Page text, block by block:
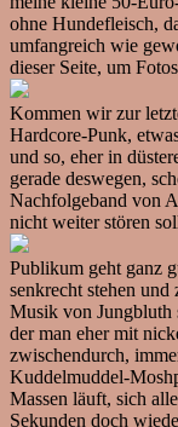
ohne Hundefleisch,
umfangreich wie
dieser Seite, um
Kommen wir zur
Hardcore-Punk,
und so, eher in
gerade deswegen,
Nachfolgeband von
nicht weiter stören
Publikum geht ganz
senkrecht stehen
Musik von Jungbluth
der man eher mit
zwischendurch,
Kuddelmuddel-
Massen läuft, sich
Sekunden doch